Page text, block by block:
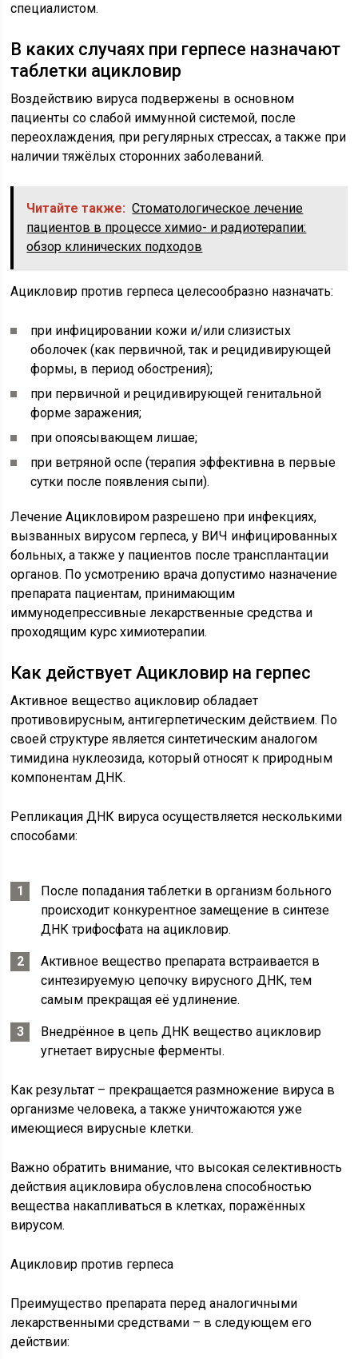
специалистом.
В каких случаях при герпесе назначают
таблетки ацикловир
Воздействию вируса подвержены в основном
пациенты со слабой иммунной системой, после
переохлаждения, при регулярных стрессах, а также при
наличии тяжёлых сторонних заболеваний.
Читайте также: Стоматологическое лечение
пациентов в процессе химио- и радиотерапии:
обзор клинических подходов
Ацикловир против герпеса целесообразно назначать:
при инфицировании кожи и/или слизистых
оболочек (как первичной, так и рецидивирующей
формы, в период обострения);
при первичной и рецидивирующей генитальной
форме заражения;
при опоясывающем лишае;
при ветряной оспе (терапия эффективна в первые
сутки после появления сыпи).
Лечение Ацикловиром разрешено при инфекциях,
вызванных вирусом герпеса, у ВИЧ инфицированных
больных, а также у пациентов после трансплантации
органов. По усмотрению врача допустимо назначение
препарата пациентам, принимающим
иммунодепрессивные лекарственные средства и
проходящим курс химиотерапии.
Как действует Ацикловир на герпес
Активное вещество ацикловир обладает
противовирусным, антигерпетическим действием. По
своей структуре является синтетическим аналогом
тимидина нуклеозида, который относят к природным
компонентам ДНК.
Репликация ДНК вируса осуществляется несколькими
способами:
После попадания таблетки в организм больного
происходит конкурентное замещение в синтезе
ДНК трифосфата на ацикловир.
Активное вещество препарата встраивается в
синтезируемую цепочку вирусного ДНК, тем
самым прекращая её удлинение.
Внедрённое в цепь ДНК вещество ацикловир
угнетает вирусные ферменты.
Как результат – прекращается размножение вируса в
организме человека, а также уничтожаются уже
имеющиеся вирусные клетки.
Важно обратить внимание, что высокая селективность
действия ацикловира обусловлена способностью
вещества накапливаться в клетках, поражённых
вирусом.
Ацикловир против герпеса
Преимущество препарата перед аналогичными
лекарственными средствами – в следующем его
действии: